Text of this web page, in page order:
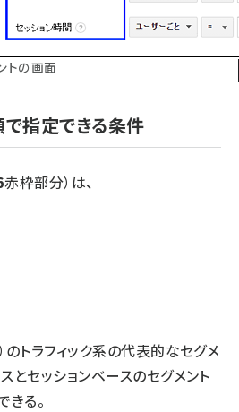
トの画面
で指定できる条件
赤枠部分）は、
のトラフィック系の代表的なセグメ
とセッションベースのセグメント
る。